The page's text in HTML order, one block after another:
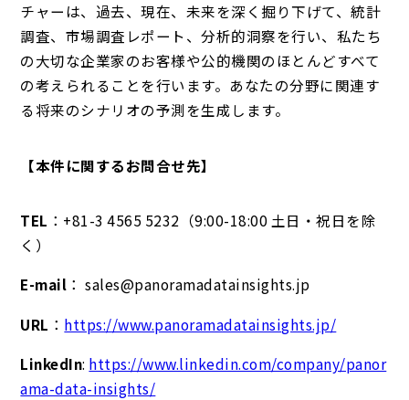
チャーは、過去、現在、未来を深く掘り下げて、統計
調査、市場調査レポート、分析的洞察を行い、私たち
の大切な企業家のお客様や公的機関のほとんどすべて
の考えられることを行います。あなたの分野に関連す
る将来のシナリオの予測を生成します。
【本件に関するお問合せ先】
TEL ：+81-3 4565 5232（9:00-18:00 土日・祝日を除
く）
E-mail ： sales@panoramadatainsights.jp
URL ： https://www.panoramadatainsights.jp/
LinkedIn: https://www.linkedin.com/company/panor
ama-data-insights/